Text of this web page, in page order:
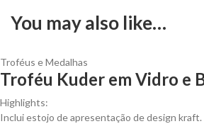
You may also like…
Troféus e Medalhas
Troféu Kuder em Vidro e
Highlights:
Inclui estojo de apresentação de design kraft.